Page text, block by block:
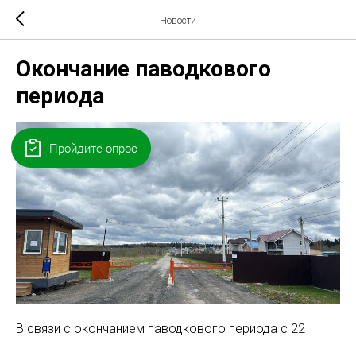
Новости
Окончание паводкового
периода
В связи с окончанием паводкового периода с 22
Пройдите опрос